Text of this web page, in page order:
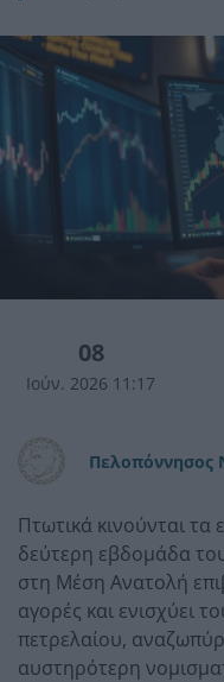
08
Ιούν. 2026 11:17
Πελοπόννησος
Πτωτικά κινούνται
δεύτερη εβδομάδα
στη Μέση Ανατολή
αγορές και ενισχύει
πετρελαίου,
αυστηρότερη